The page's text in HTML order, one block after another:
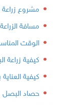
مشروع
مسافة
الوقت
كيفية زراعة
كيفية
حصاد البصل